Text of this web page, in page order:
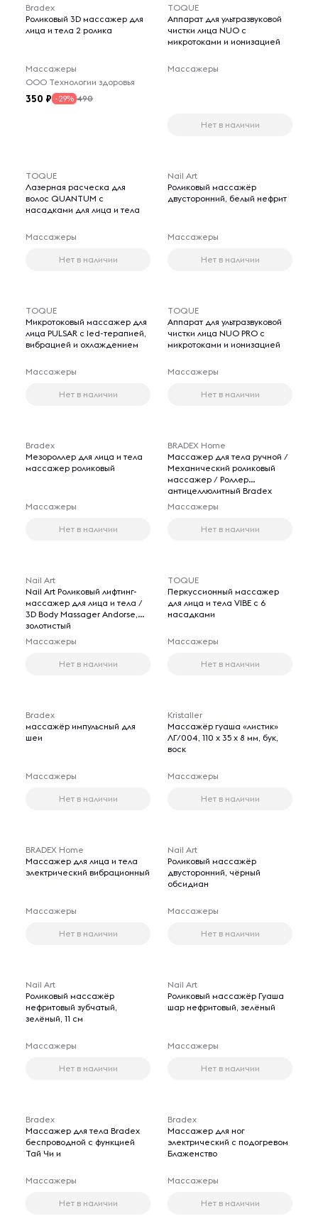
Bradex
Роликовый 3D массажер для
лица и тела 2 ролика
Массажеры
ООО Технологии здоровья
350 -29% 490
TOQUE
Аппарат для ультразвуковой
чистки лица NUO с
микротоками и ионизацией
Массажеры
Нет в наличии
TOQUE
Лазерная расческа для
волос QUANTUM с
насадками для лица и тела
Массажеры
Нет в наличии
Nail Art
Роликовый массажёр
двусторонний, белый нефрит
Массажеры
Нет в наличии
TOQUE
Микротоковый массажер для
лица PULSAR с led-терапией,
вибрацией и охлаждением
Массажеры
Нет в наличии
TOQUE
Аппарат для ультразвуковой
чистки лица NUO PRO с
микротоками и ионизацией
Массажеры
Нет в наличии
Bradex
Мезороллер для лица и тела
массажер роликовый
Массажеры
Нет в наличии
BRADEX Home
Массажер для тела ручной /
Механический роликовый
массажер / Роллер
антицеллюлитный Bradex
Массажеры
Нет в наличии
Nail Art
Nail Art Роликовый лифтинг-
массажер для лица и тела /
3D Body Massager Andorse,
золотистый
Массажеры
Нет в наличии
TOQUE
Перкуссионный массажер
для лица и тела VIBE с 6
насадками
Массажеры
Нет в наличии
Bradex
массажёр импульсный для
шеи
Массажеры
Нет в наличии
Kristaller
Массажёр гуаша «листик»
ЛГ/004, 110 x 35 x 8 мм, бук,
воск
Массажеры
Нет в наличии
BRADEX Home
Массажер для лица и тела
электрический вибрационный
Массажеры
Нет в наличии
Nail Art
Роликовый массажёр
двусторонний, чёрный
обсидиан
Массажеры
Нет в наличии
Nail Art
Роликовый массажёр
нефритовый зубчатый,
зелёный, 11 см
Массажеры
Нет в наличии
Nail Art
Роликовый массажёр Гуаша
шар нефритовый, зелёный
Массажеры
Нет в наличии
Bradex
Массажер для тела Bradex
беспроводной с функцией
Тай Чи и
Массажеры
Нет в наличии
Bradex
Массажер для ног
электрический с подогревом
Блаженство
Массажеры
Нет в наличии